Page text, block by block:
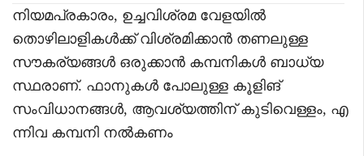
നിയമപ്രകാരം, ഉച്ചവിശ്രമ വേളയിൽ
തൊഴിലാളികൾക്ക് വിശ്രമിക്കാൻ തണലുള്ള
സൗകര്യങ്ങൾ ഒരുക്കാൻ കമ്പനികൾ ബാധ്യ
സ്ഥരാണ്. ഫാനുകൾ പോലുള്ള കൂളിങ്
സംവിധാനങ്ങൾ, ആവശ്യത്തിന് കുടിവെള്ളം, എ
ന്നിവ കമ്പനി നൽകണം